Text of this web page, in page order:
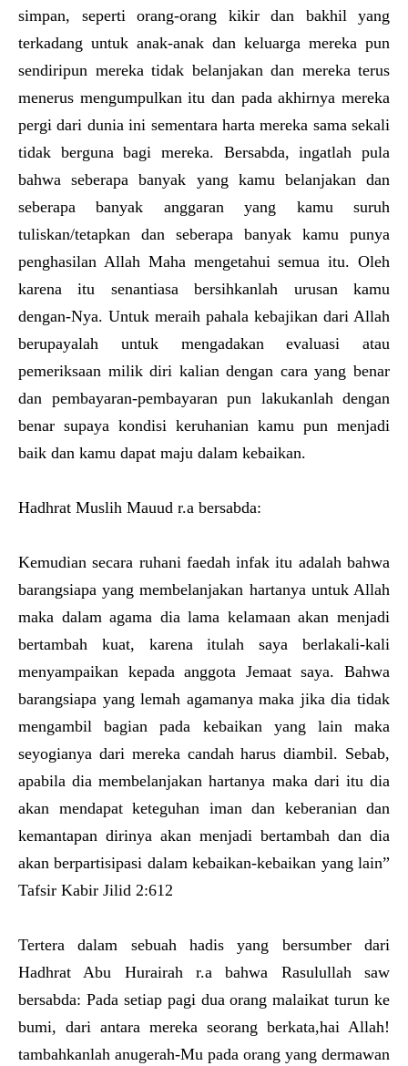
simpan, seperti orang-orang kikir dan bakhil yang
terkadang untuk anak-anak dan keluarga mereka pun
sendiripun mereka tidak belanjakan dan mereka terus
menerus mengumpulkan itu dan pada akhirnya mereka
pergi dari dunia ini sementara harta mereka sama sekali
tidak berguna bagi mereka. Bersabda, ingatlah pula
bahwa seberapa banyak yang kamu belanjakan dan
seberapa banyak anggaran yang kamu suruh
tuliskan/tetapkan dan seberapa banyak kamu punya
penghasilan Allah Maha mengetahui semua itu. Oleh
karena itu senantiasa bersihkanlah urusan kamu
dengan-Nya. Untuk meraih pahala kebajikan dari Allah
berupayalah untuk mengadakan evaluasi atau
pemeriksaan milik diri kalian dengan cara yang benar
dan pembayaran-pembayaran pun lakukanlah dengan
benar supaya kondisi keruhanian kamu pun menjadi
baik dan kamu dapat maju dalam kebaikan.
Hadhrat Muslih Mauud r.a bersabda:
Kemudian secara ruhani faedah infak itu adalah bahwa
barangsiapa yang membelanjakan hartanya untuk Allah
maka dalam agama dia lama kelamaan akan menjadi
bertambah kuat, karena itulah saya berlakali-kali
menyampaikan kepada anggota Jemaat saya. Bahwa
barangsiapa yang lemah agamanya maka jika dia tidak
mengambil bagian pada kebaikan yang lain maka
seyogianya dari mereka candah harus diambil. Sebab,
apabila dia membelanjakan hartanya maka dari itu dia
akan mendapat keteguhan iman dan keberanian dan
kemantapan dirinya akan menjadi bertambah dan dia
akan berpartisipasi dalam kebaikan-kebaikan yang lain”
Tafsir Kabir Jilid 2:612
Tertera dalam sebuah hadis yang bersumber dari
Hadhrat Abu Hurairah r.a bahwa Rasulullah saw
bersabda: Pada setiap pagi dua orang malaikat turun ke
bumi, dari antara mereka seorang berkata,hai Allah!
tambahkanlah anugerah-Mu pada orang yang dermawan